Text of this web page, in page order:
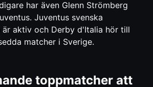
har även Glenn Strömberg
Juventus svenska
aktiv och Derby d'Italia hör till
matcher i Sverige.
toppmatcher att